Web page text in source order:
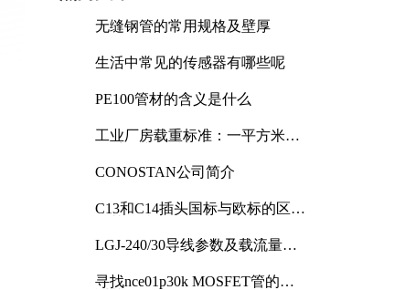
无缝钢管的常用规格及壁厚
生活中常见的传感器有哪些呢
PE100管材的含义是什么
工业厂房载重标准：一平方米能
CONOSTAN公司简介
C13和C14插头国标与欧标的区别
LGJ-240/30导线参数及载流量解
寻找nce01p30k MOSFET管的合